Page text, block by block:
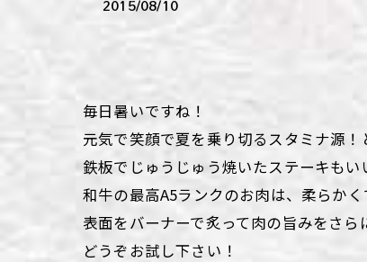
2015/08/10
毎日暑いですね！
元気で笑顔で夏を乗り切るスタミナ源！
鉄板でじゅうじゅう焼いたステーキも
和牛の最高A5ランクのお肉は、柔らか
表面をバーナーで炙って肉の旨みをさら
どうぞお試し下さい！